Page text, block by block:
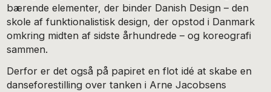
bærende elementer, der binder Danish Design – den
skole af funktionalistisk design, der opstod i Danmark
omkring midten af sidste århundrede – og koreografi
sammen.
Derfor er det også på papiret en flot idé at skabe en
danseforestilling over tanken i Arne Jacobsens